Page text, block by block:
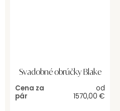
Svadobné obrúčky Blake
Cena za
pár
od
1570,00 €